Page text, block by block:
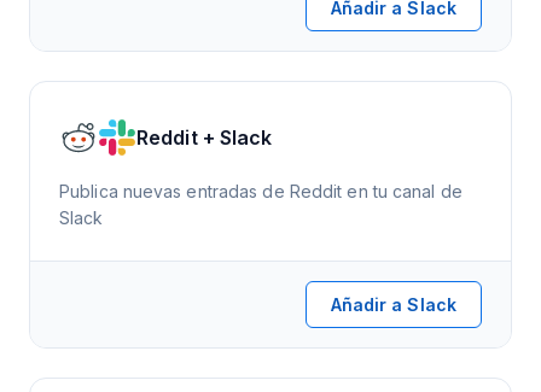
Añadir a Slack
Reddit + Slack
Publica nuevas entradas de Reddit en tu canal de
Slack
Añadir a Slack